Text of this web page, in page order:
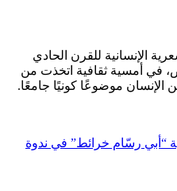
الإنسانية للقرن الحادي
في أمسية ثقافية اتخذت من
الإنسان موضوعًا كونيًا جامعًا.